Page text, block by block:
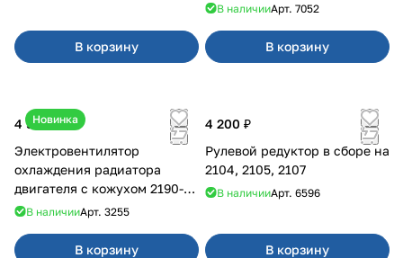
В корзину
В наличииАрт. 7052
В корзину
Новинка
4 550 ₽
Электровентилятор
охлаждения радиатора
двигателя с кожухом 2190-
2194 н/о с кондиционером
В наличииАрт. 3255
В корзину
4 200 ₽
Рулевой редуктор в сборе на
2104, 2105, 2107
В наличииАрт. 6596
В корзину